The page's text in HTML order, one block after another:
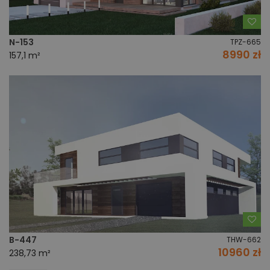
N-153 TPZ-665
157,1 m² 8990 zł
B-447 THW-662
238,73 m² 10960 zł